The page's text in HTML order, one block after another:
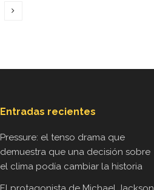
Entradas recientes
Pressure: el tenso drama que
demuestra que una decisión sobre
el clima podía cambiar la historia